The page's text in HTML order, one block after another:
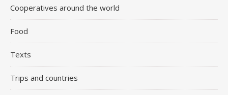
Cooperatives around the world
Food
Texts
Trips and countries